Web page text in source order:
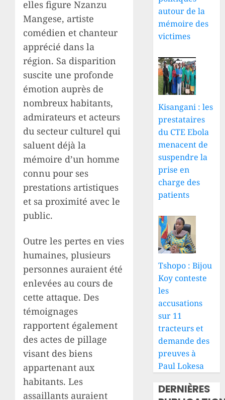
elles figure Nzanzu
Mangese, artiste
comédien et chanteur
apprécié dans la
région. Sa disparition
suscite une profonde
émotion auprès de
nombreux habitants,
admirateurs et acteurs
du secteur culturel qui
saluent déjà la
mémoire d’un homme
connu pour ses
prestations artistiques
et sa proximité avec le
public.
Outre les pertes en vies
humaines, plusieurs
personnes auraient été
enlevées au cours de
cette attaque. Des
témoignages
rapportent également
des actes de pillage
visant des biens
appartenant aux
habitants. Les
assaillants auraient
autour de la
mémoire des
victimes
Kisangani : les
prestataires
du CTE Ebola
menacent de
suspendre la
prise en
charge des
patients
Tshopo : Bijou
Koy conteste
les
accusations
sur 11
tracteurs et
demande des
preuves à
Paul Lokesa
DERNIÈRES